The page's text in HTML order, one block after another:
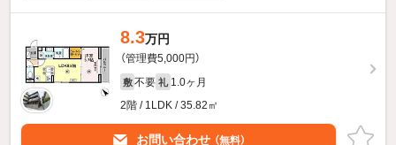
8.3万円
（管理費5,000円）
敷 不要 礼 1.0ヶ月
2階 / 1LDK / 35.82㎡
お問い合わせ （無料）